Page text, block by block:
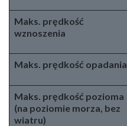
Maks. prędkość
wznoszenia
Maks. prędkość opadania
Maks. prędkość pozioma
(na poziomie morza, bez
wiatru)